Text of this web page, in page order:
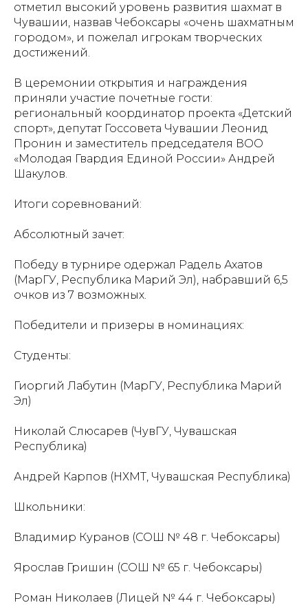
отметил высокий уровень развития шахмат в
Чувашии, назвав Чебоксары «очень шахматным
городом», и пожелал игрокам творческих
достижений.
В церемонии открытия и награждения
приняли участие почетные гости:
региональный координатор проекта «Детский
спорт», депутат Госсовета Чувашии Леонид
Пронин и заместитель председателя ВОО
«Молодая Гвардия Единой России» Андрей
Шакулов.
Итоги соревнований:
Абсолютный зачет:
Победу в турнире одержал Радель Ахатов
(МарГУ, Республика Марий Эл), набравший 6,5
очков из 7 возможных.
Победители и призеры в номинациях:
Студенты:
Гиоргий Лабутин (МарГУ, Республика Марий
Эл)
Николай Слюсарев (ЧувГУ, Чувашская
Республика)
Андрей Карпов (НХМТ, Чувашская Республика)
Школьники:
Владимир Куранов (СОШ № 48 г. Чебоксары)
Ярослав Гришин (СОШ № 65 г. Чебоксары)
Роман Николаев (Лицей № 44 г. Чебоксары)